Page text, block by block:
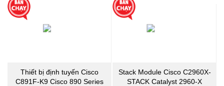
Thiết bị định tuyến Cisco
C891F-K9 Cisco 890 Series
Stack Module Cisco C2960X-
STACK Catalyst 2960-X